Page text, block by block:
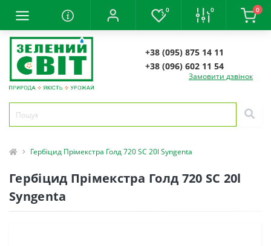
0 0 0
+38 (095) 875 14 11
+38 (096) 602 11 54
Замовити дзвінок
Гербіцид Прімекстра Голд 720 SC 20l Syngenta
Гербіцид Прімекстра Голд 720 SC 20l
Syngenta